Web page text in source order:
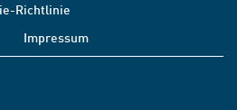
Richtlinie
Impressum